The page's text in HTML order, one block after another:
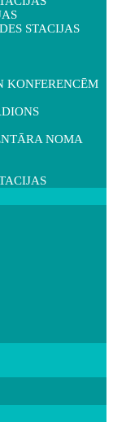
STACIJAS
KONFERENCĒM
NOMA